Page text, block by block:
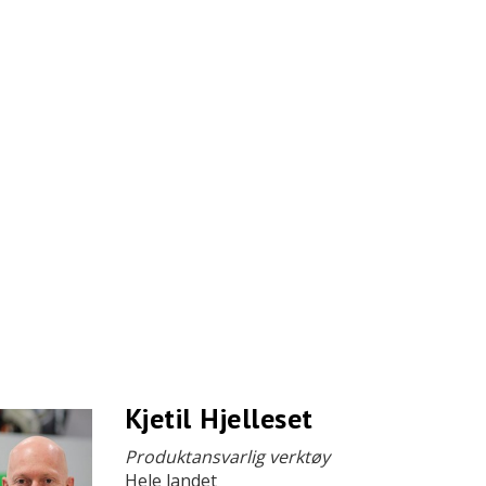
Kjetil Hjelleset
Produktansvarlig verktøy
Hele landet